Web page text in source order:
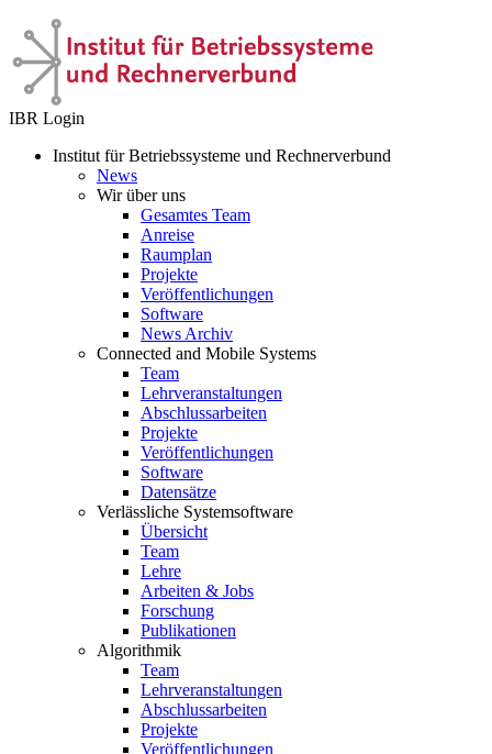
IBR Login
Institut für Betriebssysteme und Rechnerverbund
News
Wir über uns
Gesamtes Team
Anreise
Raumplan
Projekte
Veröffentlichungen
Software
News Archiv
Connected and Mobile Systems
Team
Lehrveranstaltungen
Abschlussarbeiten
Projekte
Veröffentlichungen
Software
Datensätze
Verlässliche Systemsoftware
Übersicht
Team
Lehre
Arbeiten & Jobs
Forschung
Publikationen
Algorithmik
Team
Lehrveranstaltungen
Abschlussarbeiten
Projekte
Veröffentlichungen